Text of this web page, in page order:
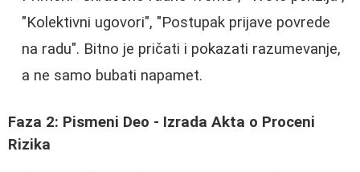
"Kolektivni ugovori", "Postupak prijave povrede
na radu". Bitno je pričati i pokazati razumevanje,
a ne samo bubati napamet.
Faza 2: Pismeni Deo - Izrada Akta o Proceni
Rizika